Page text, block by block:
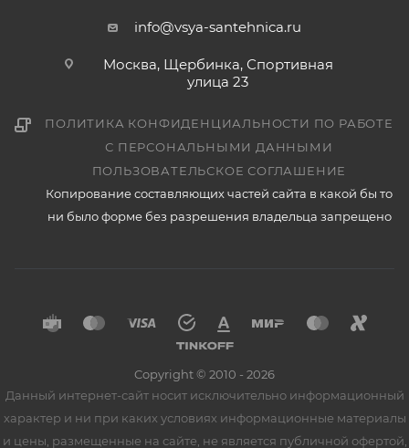
info@vsya-santehnica.ru
Москва, Щербинка, Спортивная
улица 23
ПОЛИТИКА КОНФИДЕНЦИАЛЬНОСТИ ПО РАБОТЕ
С ПЕРСОНАЛЬНЫМИ ДАННЫМИ
ПОЛЬЗОВАТЕЛЬСКОЕ СОГЛАШЕНИЕ
Копирование составляющих частей сайта в какой бы то
ни было форме без разрешения владельца запрещено
Copyright © 2010 - 2026
Данный интернет-сайт носит исключительно информационный
характер и ни при каких условиях информационные материалы
и цены, размещенные на сайте, не является публичной офертой,